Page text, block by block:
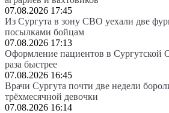
07.08.2026 17:45
Из Сургута в зону СВО уехали две
посылками бойцам
07.08.2026 17:13
Оформление пациентов в Сургутской
раза быстрее
07.08.2026 16:45
Врачи Сургута почти две недели
трёхмесячной девочки
07.08.2026 16:14